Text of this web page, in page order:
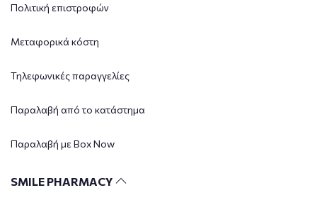
Πολιτική επιστροφών
Μεταφορικά κόστη
Τηλεφωνικές παραγγελίες
Παραλαβή από το κατάστημα
Παραλαβή με Box Now
SMILE PHARMACY